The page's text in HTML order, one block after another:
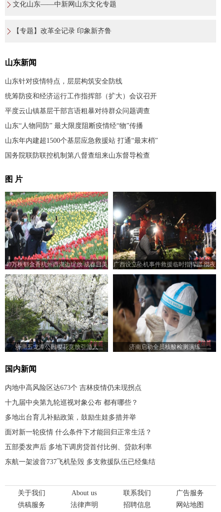
文化山东——中新网山东文化专题
【专题】改革全记录 印象新齐鲁
山东新闻
山东针对疫情特点，层层构筑安全防线
统筹防疫和经济运行工作指挥部（扩大）会议召开
平度云山镇基层干部言语粗暴对待群众问题调查
山东“人物同防” 最大限度阻断疫情经“物”传播
山东年内建超1500个基层应急救援站 打通“最末梢”
国务院联防联控机制第八督查组来山东督导检查
图 片
40万株郁金香杭州西湖边绽放 成春日美
景
广西设立坠机事件救援临时指挥部 彻夜
营救
济南五龙潭公园樱花竞放引游人 济南启动全员核酸检测演练
国内新闻
内地中高风险区达673个 吉林疫情仍未现拐点
十九届中央第九轮巡视对象公布 都有哪些？
多地出台育儿补贴政策，鼓励生娃多措并举
面对新一轮疫情 什么条件下才能回归正常生活？
五部委发声后 多地下调房贷首付比例、贷款利率
东航一架波音737飞机坠毁 多支救援队伍已经集结
关于我们 About us 联系我们
广告服务
供稿服务
法律声明 招聘信息 网站地图